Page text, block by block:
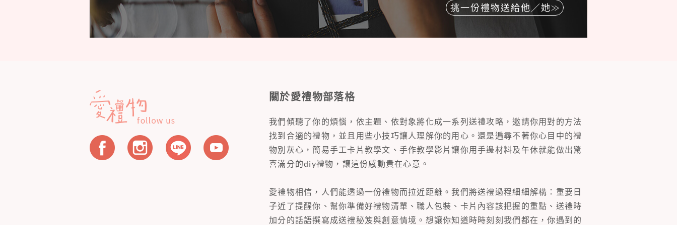
挑一份禮物送給他／她
關於愛禮物部落格
我們傾聽了你的煩惱，依主題、依對象將化成一系列送禮攻略，邀請你用對的方法
找到合適的禮物，並且用些小技巧讓人理解你的用心。還是遍尋不著你心目中的禮
物別灰心，簡易手工卡片教學文、手作教學影片讓你用手邊材料及午休就能做出驚
喜滿分的diy禮物，讓這份感動貴在心意。
愛禮物相信，人們能透過一份禮物而拉近距離。我們將送禮過程細細解構：重要日
子近了提醒你、幫你準備好禮物清單、職人包裝、卡片內容該把握的重點、送禮時
加分的話語撰寫成送禮秘笈與創意情境。想讓你知道時時刻刻我們都在，你遇到的